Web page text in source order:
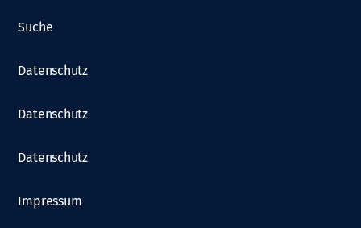
Suche
Datenschutz
Datenschutz
Datenschutz
Impressum